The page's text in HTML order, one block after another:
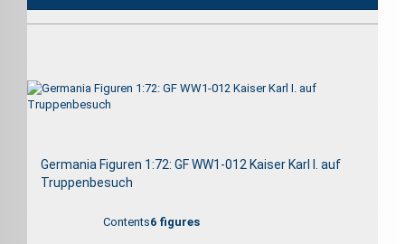
Germania Figuren 1:72: GF WW1-012 Kaiser Karl I. auf
Truppenbesuch
Contents6 figures